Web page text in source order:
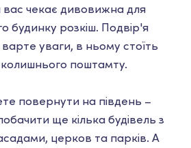
чекає дивовижна для
будинку розкіш. Подвір'я
уваги, в ньому стоїть
поштамту.
повернути на південь –
ще кілька будівель з
церков та парків. А